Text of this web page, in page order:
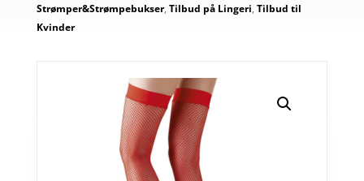
Strømper&Strømpebukser, Tilbud på Lingeri, Tilbud til
Kvinder